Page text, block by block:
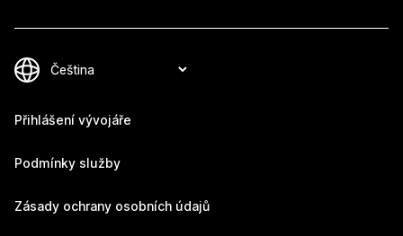
Přihlášení vývojáře
Podmínky služby
Zásady ochrany osobních údajů